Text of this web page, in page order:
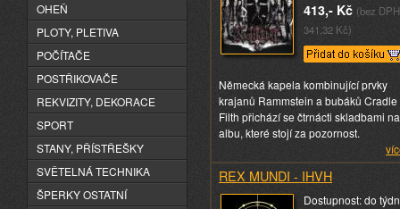
413,- Kč (bez DPH
341,32 Kč)
Německá kapela kombinující prvky
krajanů Rammstein a bubáků Cradle
Filth přichází se čtrnácti skladbami na
albu, které stojí za pozornost.
REX MUNDI - IHVH
Dostupnost: do
OHEŇ
PLOTY, PLETIVA
POČÍTAČE
POSTŘIKOVAČE
REKVIZITY, DEKORACE
SPORT
STANY, PŘÍSTŘEŠKY
SVĚTELNÁ TECHNIKA
ŠPERKY OSTATNÍ